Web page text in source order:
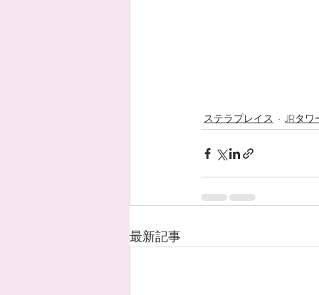
ステラプレイス JRタワ
最新記事